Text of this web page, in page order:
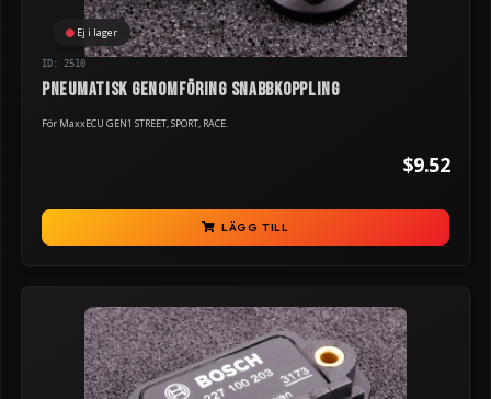
Ej i lager
ID: 2510
Pneumatisk genomföring snabbkoppling
För MaxxECU GEN1 STREET, SPORT, RACE.
$9.52
LÄGG TILL